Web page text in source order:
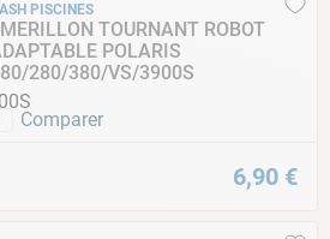
PISCINES
TOURNANT ROBOT
POLARIS
280/380/VS/3900S
Comparer
6,90 €